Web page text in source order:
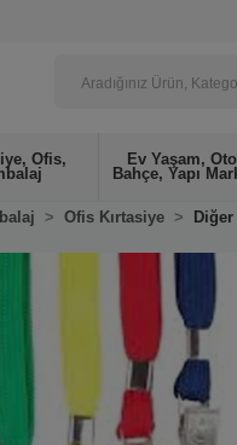
Ofis,
Ev Yaşam,
Bahçe, Yapı
Ofis Kırtasiye